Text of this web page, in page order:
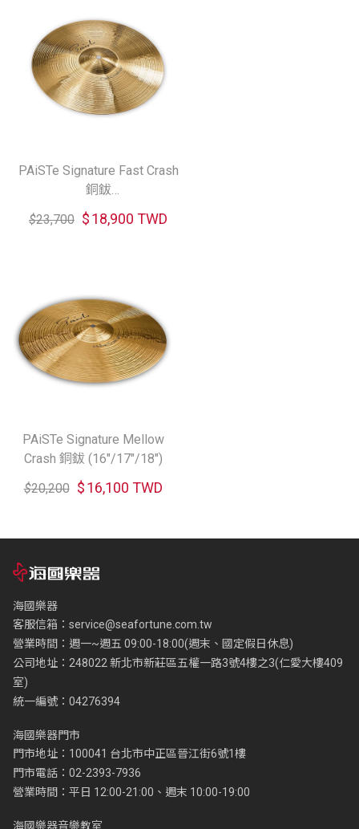
PAiSTe Signature Fast Crash
銅鈸
(14"/15"/16"/17"/18"/19"/20")
$23,700 $18,900 TWD
PAiSTe Signature Mellow
Crash 銅鈸 (16"/17"/18")
$20,200 $16,100 TWD
海國樂器
客服信箱： service@seafortune.com.tw
營業時間：週一~週五 09:00-18:00(週末、國定假日休息)
公司地址：248022 新北市新莊區五權一路3號4樓之3(仁愛大樓409
室)
統一編號：04276394
海國樂器門市
門市地址：100041 台北市中正區晉江街6號1樓
門市電話：02-2393-7936
營業時間：平日 12:00-21:00、週末 10:00-19:00
海國樂器音樂教室